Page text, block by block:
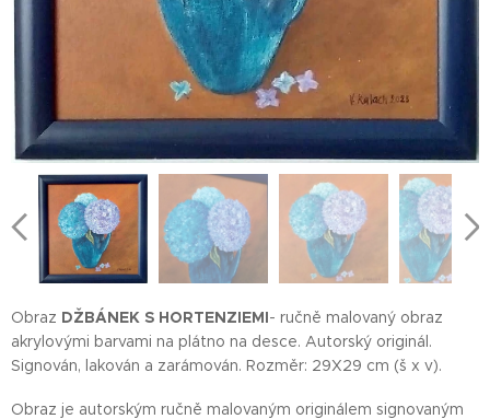
Obraz DŽBÁNEK S HORTENZIEMI- ručně malovaný obraz
akrylovými barvami na plátno na desce. Autorský originál.
Signován, lakován a zarámován. Rozměr: 29X29 cm (š x v).
Obraz je autorským ručně malovaným originálem signovaným